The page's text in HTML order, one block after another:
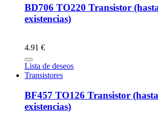
BD706 TO220 Transistor
existencias)
4.91 €
Lista de deseos
Transistores
BF457 TO126 Transistor
existencias)